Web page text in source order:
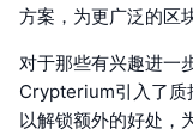
方案，为更广泛的区
对于那些有兴趣进一
Crypterium引入了质
以解锁额外的好处，